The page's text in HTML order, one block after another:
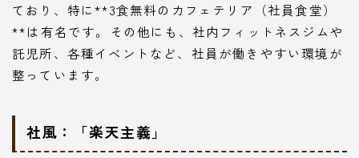
ており、特に**3食無料のカフェテリア（社員食堂）
**は有名です。その他にも、社内フィットネスジムや
託児所、各種イベントなど、社員が働きやすい環境が
整っています。
社風：「楽天主義」